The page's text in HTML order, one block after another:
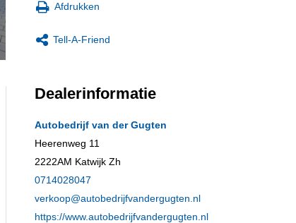
Afdrukken
Tell-A-Friend
Dealerinformatie
Autobedrijf van der Gugten
Heerenweg 11
2222AM Katwijk Zh
0714028047
verkoop@autobedrijfvandergugten.nl
https://www.autobedrijfvandergugten.nl